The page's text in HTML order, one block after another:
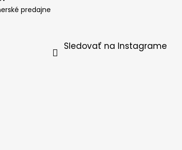
predajne
Sledovať na Instagrame